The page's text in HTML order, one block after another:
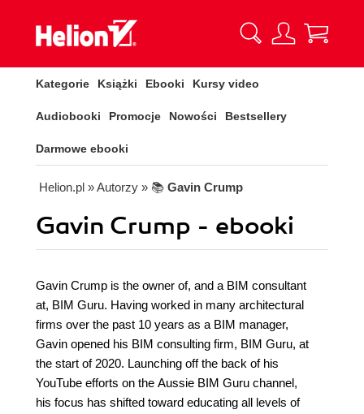
Kategorie Książki Ebooki Kursy video
Audiobooki Promocje Nowości Bestsellery
Darmowe ebooki
Helion.pl » Autorzy » 📚 Gavin Crump
Gavin Crump - ebooki
Gavin Crump is the owner of, and a BIM consultant
at, BIM Guru. Having worked in many architectural
firms over the past 10 years as a BIM manager,
Gavin opened his BIM consulting firm, BIM Guru, at
the start of 2020. Launching off the back of his
YouTube efforts on the Aussie BIM Guru channel,
his focus has shifted toward educating all levels of